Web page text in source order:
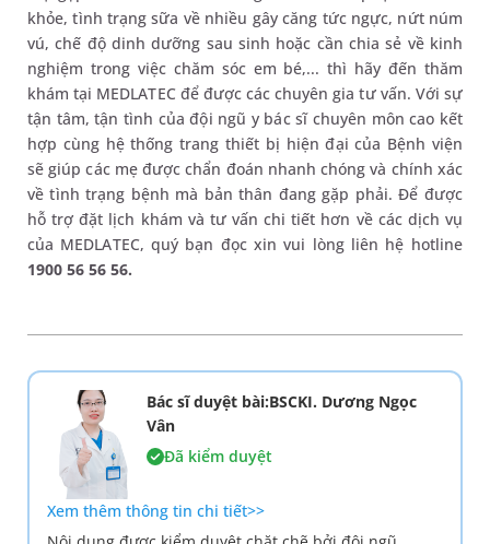
khỏe, tình trạng sữa về nhiều gây căng tức ngực, nứt núm
vú, chế độ dinh dưỡng sau sinh hoặc cần chia sẻ về kinh
nghiệm trong việc chăm sóc em bé,... thì hãy đến thăm
khám tại MEDLATEC để được các chuyên gia tư vấn. Với sự
tận tâm, tận tình của đội ngũ y bác sĩ chuyên môn cao kết
hợp cùng hệ thống trang thiết bị hiện đại của Bệnh viện
sẽ giúp các mẹ được chẩn đoán nhanh chóng và chính xác
về tình trạng bệnh mà bản thân đang gặp phải. Để được
hỗ trợ đặt lịch khám và tư vấn chi tiết hơn về các dịch vụ
của MEDLATEC, quý bạn đọc xin vui lòng liên hệ hotline
1900 56 56 56.
Bác sĩ duyệt bài:BSCKI. Dương Ngọc
Vân
Đã kiểm duyệt
Xem thêm thông tin chi tiết>>